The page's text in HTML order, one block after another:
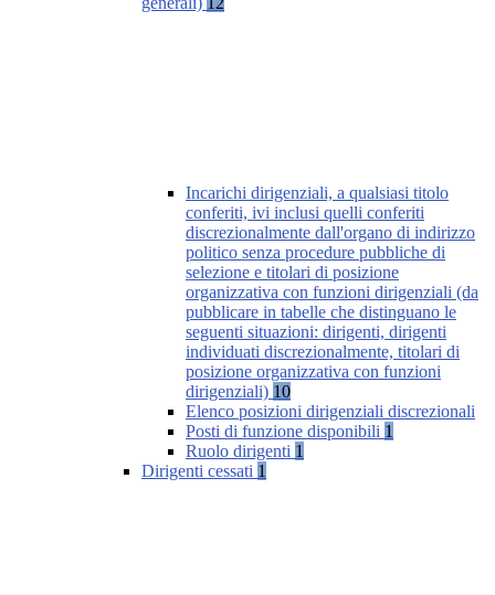
Incarichi dirigenziali, a qualsiasi titolo
conferiti, ivi inclusi quelli conferiti
discrezionalmente dall'organo di indirizzo
politico senza procedure pubbliche di
selezione e titolari di posizione
organizzativa con funzioni dirigenziali (da
pubblicare in tabelle che distinguano le
seguenti situazioni: dirigenti, dirigenti
individuati discrezionalmente, titolari di
posizione organizzativa con funzioni
dirigenziali) 10
Elenco posizioni dirigenziali discrezionali
Posti di funzione disponibili 1
Ruolo dirigenti 1
Dirigenti cessati 1